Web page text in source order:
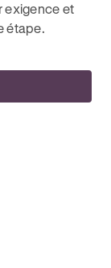
exigence et
étape.